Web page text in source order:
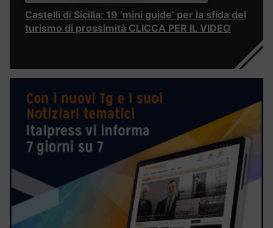
Castelli di Sicilia: 19 ‘mini guide’ per la sfida del
turismo di prossimità CLICCA PER IL VIDEO